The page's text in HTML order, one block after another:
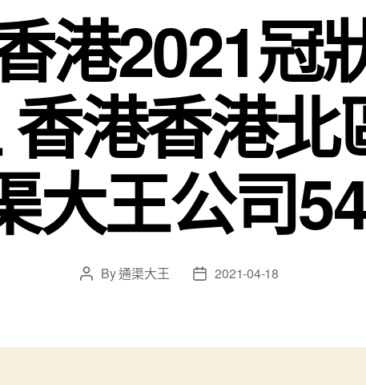
港2021冠
港香港北
大王公司
PostBy通渠大王
Post2021-04-18